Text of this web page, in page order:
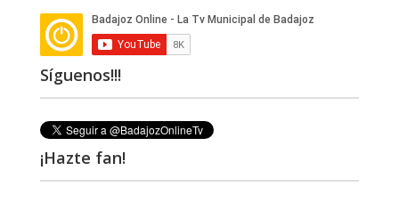
Síguenos!!!
¡Hazte fan!